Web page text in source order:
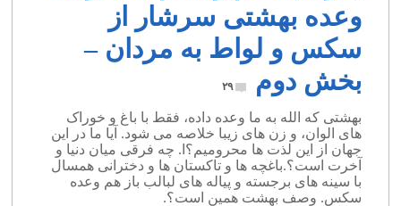
وعده بهشتی سرشار از
سکس و لواط به مردان –
بخش دوم
۲۹
بهشتی که الله به ما وعده داده، فقط با باغ و خوراک
های الوان، و زن های زیبا خلاصه می شود. آیا ما در این
جهان از این لذت ها محرومیم؟ا. چه فرقی میان دنیا و
آخرت است؟.باغچه ها و تاکستان ها و دخترانی همسال
با سینه های برجسته و پیاله های لبالب باز هم وعده
سکس. وصف بهشت همین است؟.